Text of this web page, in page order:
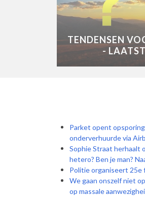
TENDENSEN
-
Parket opent
onderverhuurde via
Sophie Straat herhaalt
hetero? Ben je man?
Politie organiseert
We gaan onszelf niet
op massale